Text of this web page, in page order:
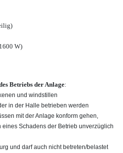
W)
Betriebs der Anlage:
und windstillen
in der Halle betrieben werden
mit der Anlage konform gehen,
Schadens der Betrieb unverzüglich
und darf auch nicht betreten/belastet